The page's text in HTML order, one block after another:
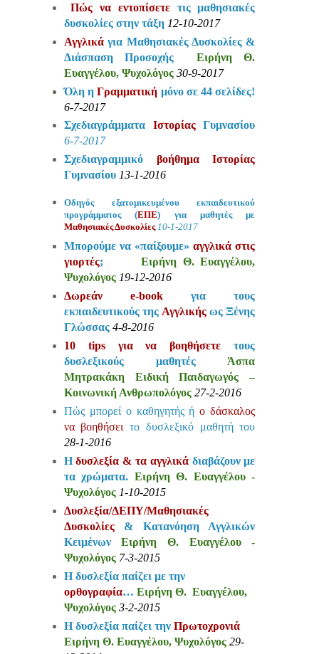
Πώς να εντοπίσετετις μαθησιακές
δυσκολίες στην τάξη 12-10-2017
Αγγλικάγια Μαθησιακές Δυσκολίες &
Διάσπαση ΠροσοχήςΕιρήνη Θ.
Ευαγγέλου, Ψυχολόγος 30-9-2017
Όλη ηΓραμματική μόνο σε 44 σελίδες!
6-7-2017
Σχεδιαγράμματα ΙστορίαςΓυμνασίου
6-7-2017
Σχεδιαγραμμικό βοήθημα Ιστορίας
Γυμνασίου 13-1-2016
Οδηγός εξατομικευμένου εκπαιδευτικού
προγράμματος (ΕΠΕ) για μαθητές με
Μαθησιακές Δυσκολίες 10-1-2017
Μπορούμε να «παίξουμε»αγγλικά στις
γιορτές; Ειρήνη Θ. Ευαγγέλου,
Ψυχολόγος 19-12-2016
Δωρεάν e-bookγια τους
εκπαιδευτικούς της Αγγλικήςως Ξένης
Γλώσσας 4-8-2016
10 tips για να βοηθήσετετους
δυσλεξικούς μαθητέςΆσπα
Μητρακάκη Ειδική Παιδαγωγός –
Κοινωνική Ανθρωπολόγος 27-2-2016
Πώς μπορεί ο καθηγητής ήο δάσκαλος
να βοηθήσει το δυσλεξικό μαθητή του
28-1-2016
Ηδυσλεξία & τα αγγλικάδιαβάζουν με
τα χρώματα. Ειρήνη Θ. Ευαγγέλου -
Ψυχολόγος 1-10-2015
Δυσλεξία/ΔΕΠΥ/Μαθησιακές
Δυσκολίες& Κατανόηση Αγγλικών
ΚειμένωνΕιρήνη Θ. Ευαγγέλου -
Ψυχολόγος 7-3-2015
Η δυσλεξία παίζει με την
ορθογραφία… Ειρήνη Θ. Ευαγγέλου,
Ψυχολόγος 3-2-2015
Η δυσλεξία παίζει την Πρωτοχρονιά
Ειρήνη Θ. Ευαγγέλου, Ψυχολόγος 29-